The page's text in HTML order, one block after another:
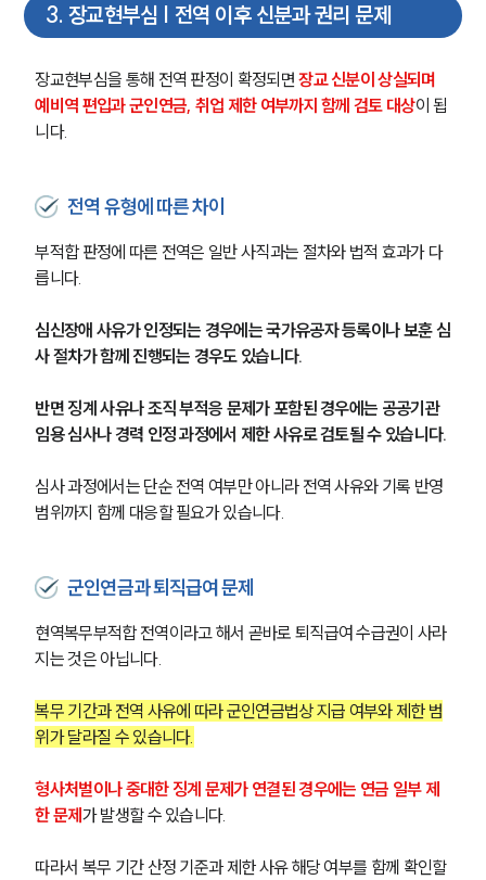
3. 장교현부심 | 전역 이후 신분과 권리 문제
장교현부심을 통해 전역 판정이 확정되면 장교 신분이 상실되며
예비역 편입과 군인연금, 취업 제한 여부까지 함께 검토 대상이 됩
니다.
전역 유형에 따른 차이
부적합 판정에 따른 전역은 일반 사직과는 절차와 법적 효과가 다
릅니다.
심신장애 사유가 인정되는 경우에는 국가유공자 등록이나 보훈 심
사 절차가 함께 진행되는 경우도 있습니다.
반면 징계 사유나 조직 부적응 문제가 포함된 경우에는 공공기관
임용 심사나 경력 인정 과정에서 제한 사유로 검토될 수 있습니다.
심사 과정에서는 단순 전역 여부만 아니라 전역 사유와 기록 반영
범위까지 함께 대응할 필요가 있습니다.
군인연금과 퇴직급여 문제
현역복무부적합 전역이라고 해서 곧바로 퇴직급여 수급권이 사라
지는 것은 아닙니다.
복무 기간과 전역 사유에 따라 군인연금법상 지급 여부와 제한 범
위가 달라질 수 있습니다.
형사처벌이나 중대한 징계 문제가 연결된 경우에는 연금 일부 제
한 문제 가 발생할 수 있습니다.
따라서 복무 기간 산정 기준과 제한 사유 해당 여부를 함께 확인할